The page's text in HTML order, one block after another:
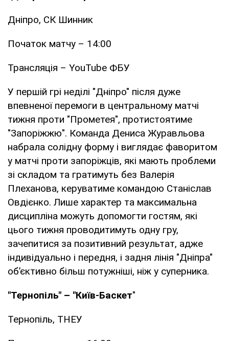
Дніпро, СК Шинник
Початок матчу – 14:00
Трансляція – YouTube ФБУ
У першій грі неділі "Дніпро" після дуже
впевненої перемоги в центральному матчі
тижня проти "Прометея", протистоятиме
"Запоріжжю". Команда Дениса Журавльова
набрала солідну форму і виглядає фаворитом
у матчі проти запоріжців, які мають проблеми
зі складом та гратимуть без Валерія
Плеханова, керуватиме командою Станіслав
Овдієнко. Лише характер та максимальна
дисципліна можуть допомогти гостям, які
цього тижня проводитимуть одну гру,
зачепитися за позитивний результат, адже
індивідуально і передня, і задня лінія "Дніпра"
об’єктивно більш потужніші, ніж у суперника.
"Тернопіль" – "Київ-Баскет"
Тернопіль, ТНЕУ